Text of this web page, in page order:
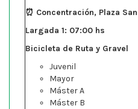
⏰ Concentración, Plaza
Largada 1: 07:00 hs
Bicicleta de Ruta y Gravel
Juvenil
Mayor
Máster A
Máster B